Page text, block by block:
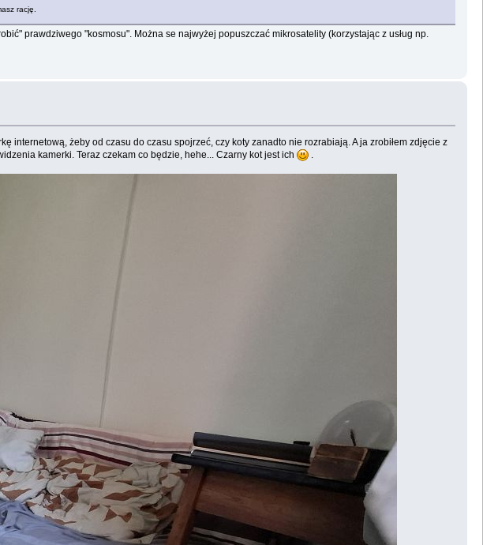
rację.
prawdziwego "kosmosu". Można se najwyżej popuszczać mikrosatelity (korzystając z usług np.
żeby od czasu do czasu spojrzeć, czy koty zanadto nie rozrabiają. A ja zrobiłem zdjęcie z
kamerki. Teraz czekam co będzie, hehe... Czarny kot jest ich
.